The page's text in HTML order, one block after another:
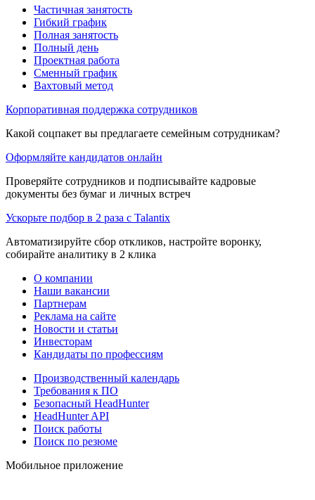
Частичная занятость
Гибкий график
Полная занятость
Полный день
Проектная работа
Сменный график
Вахтовый метод
Корпоративная поддержка сотрудников
Какой соцпакет вы предлагаете семейным сотрудникам?
Оформляйте кандидатов онлайн
Проверяйте сотрудников и подписывайте кадровые
документы без бумаг и личных встреч
Ускорьте подбор в 2 раза с Talantix
Автоматизируйте сбор откликов, настройте воронку,
собирайте аналитику в 2 клика
О компании
Наши вакансии
Партнерам
Реклама на сайте
Новости и статьи
Инвесторам
Кандидаты по профессиям
Производственный календарь
Требования к ПО
Безопасный HeadHunter
HeadHunter API
Поиск работы
Поиск по резюме
Мобильное приложение